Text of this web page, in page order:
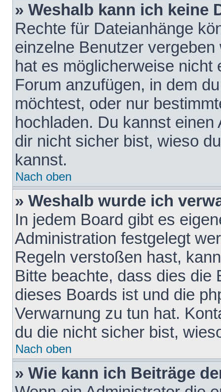
» Weshalb kann ich keine
Rechte für Dateianhänge
einzelne Benutzer
hat es möglicherweise nicht
Forum anzufügen, in dem
möchtest, oder nur
hochladen. Du kannst
dir nicht sicher bist, wieso
kannst.
Nach oben
» Weshalb wurde ich
In jedem Board gibt es
Administration festgelegt
Regeln verstoßen hast,
Bitte beachte, dass dies die
dieses Boards ist und die
Verwarnung zu tun hat.
du die nicht sicher bist,
Nach oben
» Wie kann ich Beiträge